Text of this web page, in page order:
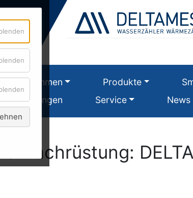
Essenziell
Google
Matomo
Analyse
Unternehmen Produkte
Service News
Nachrüstung: